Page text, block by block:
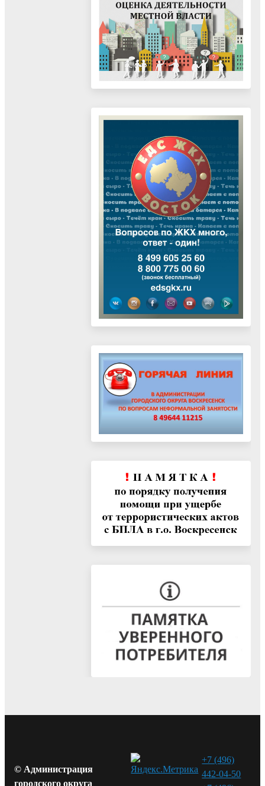
© Администрация
городского округа
+7 (496)
442-04-50